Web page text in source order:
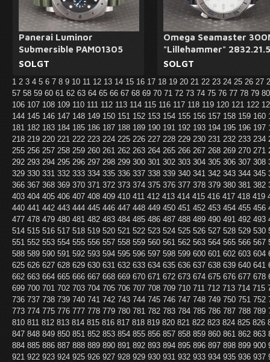
Panerai Luminor
Submersible PAM01305
SOLGT
Omega Seamaster
"Lillehammer"
SOLGT
1 2 3 4 5 6 7 8 9 10 11 12 13 14 15 16 17 18 19 20 21 22 23 24 25 26 27
57 58 59 60 61 62 63 64 65 66 67 68 69 70 71 72 73 74 75 76 77 78 79
106 107 108 109 110 111 112 113 114 115 116 117 118 119 120 121 122
144 145 146 147 148 149 150 151 152 153 154 155 156 157 158 159 160
181 182 183 184 185 186 187 188 189 190 191 192 193 194 195 196 197
218 219 220 221 222 223 224 225 226 227 228 229 230 231 232 233 234
255 256 257 258 259 260 261 262 263 264 265 266 267 268 269 270 271
292 293 294 295 296 297 298 299 300 301 302 303 304 305 306 307 308
329 330 331 332 333 334 335 336 337 338 339 340 341 342 343 344 345
366 367 368 369 370 371 372 373 374 375 376 377 378 379 380 381 382
403 404 405 406 407 408 409 410 411 412 413 414 415 416 417 418 419
440 441 442 443 444 445 446 447 448 449 450 451 452 453 454 455 456
477 478 479 480 481 482 483 484 485 486 487 488 489 490 491 492 493
514 515 516 517 518 519 520 521 522 523 524 525 526 527 528 529 530
551 552 553 554 555 556 557 558 559 560 561 562 563 564 565 566 567
588 589 590 591 592 593 594 595 596 597 598 599 600 601 602 603 604
625 626 627 628 629 630 631 632 633 634 635 636 637 638 639 640 641
662 663 664 665 666 667 668 669 670 671 672 673 674 675 676 677 678
699 700 701 702 703 704 705 706 707 708 709 710 711 712 713 714 715
736 737 738 739 740 741 742 743 744 745 746 747 748 749 750 751 752
773 774 775 776 777 778 779 780 781 782 783 784 785 786 787 788 789
810 811 812 813 814 815 816 817 818 819 820 821 822 823 824 825 826
847 848 849 850 851 852 853 854 855 856 857 858 859 860 861 862 863
884 885 886 887 888 889 890 891 892 893 894 895 896 897 898 899 900
921 922 923 924 925 926 927 928 929 930 931 932 933 934 935 936 937